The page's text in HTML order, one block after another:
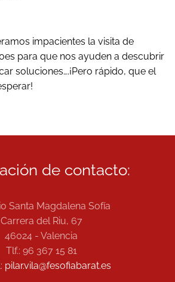
impacientes la visita de
para que nos ayuden a descubrir
soluciones….¡Pero rápido, que el
de contacto:
Santa Magdalena Sofía
Carrera del Riu, 67
46024 - Valencia
Tlf.: 96 367 15 81
pilar.vila@fesofiabarat.es